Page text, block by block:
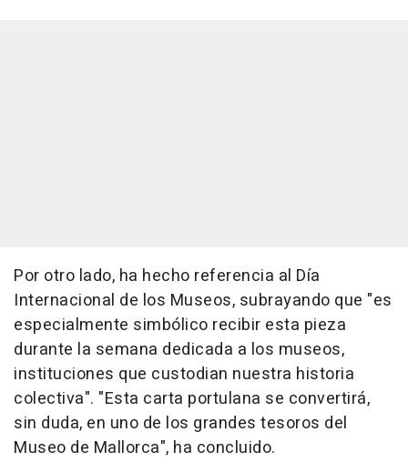
Por otro lado, ha hecho referencia al Día
Internacional de los Museos, subrayando que "es
especialmente simbólico recibir esta pieza
durante la semana dedicada a los museos,
instituciones que custodian nuestra historia
colectiva". "Esta carta portulana se convertirá,
sin duda, en uno de los grandes tesoros del
Museo de Mallorca", ha concluido.